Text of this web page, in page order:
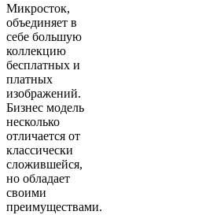
Микросток,
объединяет в
себе большую
коллекцию
бесплатных и
платных
изображений.
Бизнес модель
несколько
отличается от
классически
сложившейся,
но обладает
своими
преимуществами.